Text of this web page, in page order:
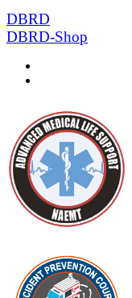
DBRD
DBRD-Shop